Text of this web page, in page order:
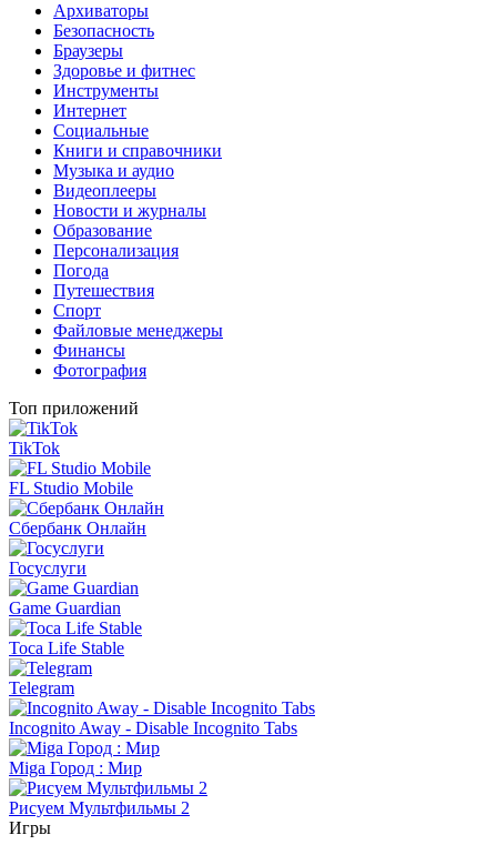
Архиваторы
Безопасность
Браузеры
Здоровье и фитнес
Инструменты
Интернет
Социальные
Книги и справочники
Музыка и аудио
Видеоплееры
Новости и журналы
Образование
Персонализация
Погода
Путешествия
Спорт
Файловые менеджеры
Финансы
Фотография
Топ приложений
TikTok
FL Studio Mobile
Сбербанк Онлайн
Госуслуги
Game Guardian
Toca Life Stable
Telegram
Incognito Away - Disable Incognito Tabs
Miga Город : Мир
Рисуем Мультфильмы 2
Игры